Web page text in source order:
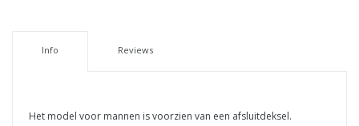
Info Reviews
Het model voor mannen is voorzien van een afsluitdeksel.